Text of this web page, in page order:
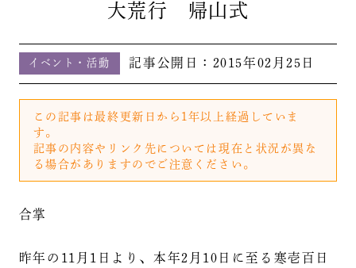
大荒行 帰山式
イベント・活動 記事公開日： 2015年02月25日
この記事は最終更新日から1年以上経過していま
す。
記事の内容やリンク先については現在と状況が異な
る場合がありますのでご注意ください。
合掌
昨年の11月1日より、本年2月10日に至る寒壱百日